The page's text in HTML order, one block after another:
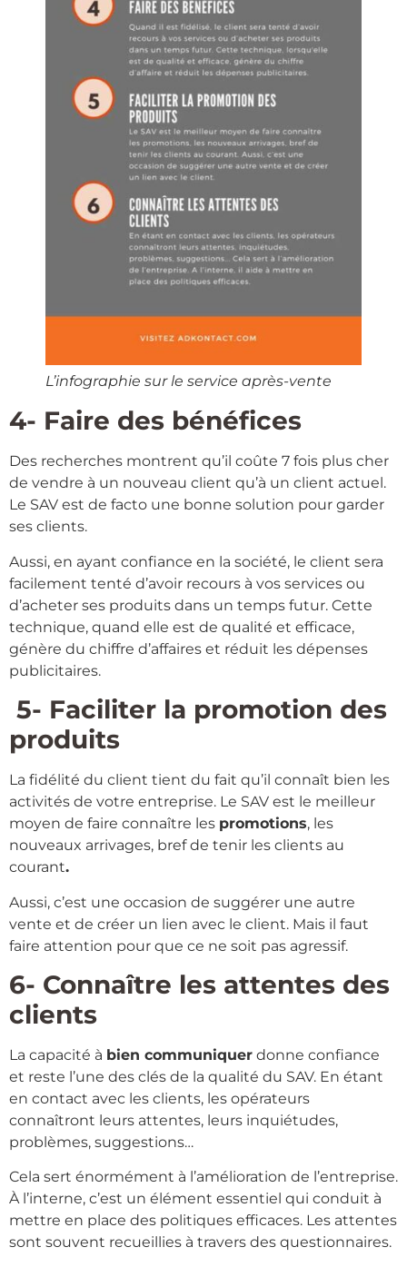
L’infographie sur le service après-vente
4- Faire des bénéfices
Des recherches montrent qu’il coûte 7 fois plus cher
de vendre à un nouveau client qu’à un client actuel.
Le SAV est de facto une bonne solution pour garder
ses clients.
Aussi, en ayant confiance en la société, le client sera
facilement tenté d’avoir recours à vos services ou
d’acheter ses produits dans un temps futur. Cette
technique, quand elle est de qualité et efficace,
génère du chiffre d’affaires et réduit les dépenses
publicitaires.
5- Faciliter la promotion des
produits
La fidélité du client tient du fait qu’il connaît bien les
activités de votre entreprise. Le SAV est le meilleur
moyen de faire connaître les promotions, les
nouveaux arrivages, bref de tenir les clients au
courant.
Aussi, c’est une occasion de suggérer une autre
vente et de créer un lien avec le client. Mais il faut
faire attention pour que ce ne soit pas agressif.
6- Connaître les attentes des
clients
La capacité à bien communiquer donne confiance
et reste l’une des clés de la qualité du SAV. En étant
en contact avec les clients, les opérateurs
connaîtront leurs attentes, leurs inquiétudes,
problèmes, suggestions…
Cela sert énormément à l’amélioration de l’entreprise.
À l’interne, c’est un élément essentiel qui conduit à
mettre en place des politiques efficaces. Les attentes
sont souvent recueillies à travers des questionnaires.